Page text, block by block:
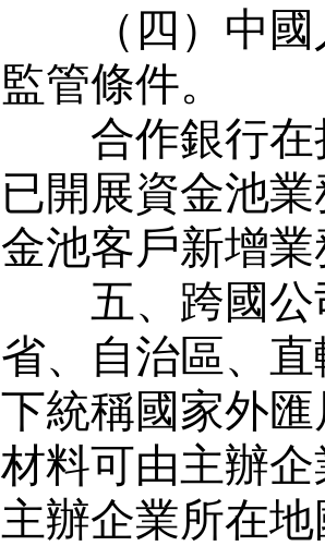
（四）中
監管條件。
合作銀行
已開展資金池
金池客戶新增
五、跨國
省、自治區、
下統稱國家外
材料可由主辦
主辦企業所在